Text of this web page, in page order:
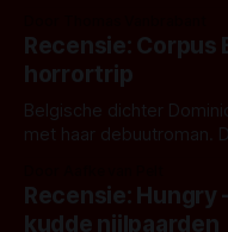
'Skeletons', een nieuwe
opnames zijn gestart in
Recensie: Corpus
horrortrip
Belgische dichter
met haar debuutroman.
achtergrond, belooft iets
iets ongrijpbaars. En dat
Recensie: Hungry
kudde nijlpaarden